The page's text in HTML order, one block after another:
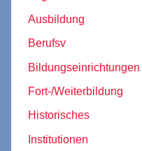
Ausbildung
Berufsv
Bildungseinrichtungen
Fort-/Weiterbildung
Historisches
Institutionen